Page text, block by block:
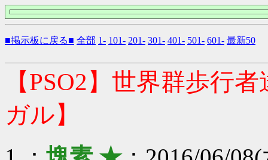
■掲示板に戻る■ 全部 1- 101- 201- 301- 401- 501- 601- 最新50
【PSO2】世界群歩行
ガル】